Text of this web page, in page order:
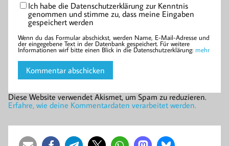
Ich habe die Datenschutzerklärung zur Kenntnis
genommen und stimme zu, dass meine Eingaben
gespeichert werden
Wenn du das Formular abschickst, werden Name, E-Mail-Adresse und
der eingegebene Text in der Datenbank gespeichert. Für weitere
Informationen wirf bitte einen Blick in die Datenschutzerklärung: mehr
Diese Website verwendet Akismet, um Spam zu reduzieren.
Erfahre, wie deine Kommentardaten verarbeitet werden.